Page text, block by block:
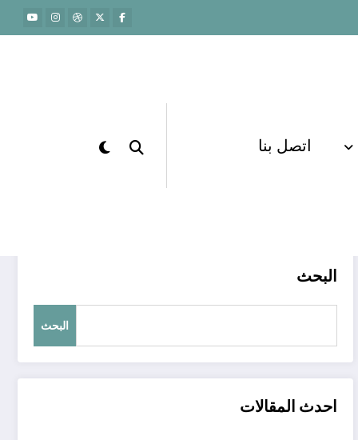
اتصل بنا
البحث
البحث
احدث المقالات